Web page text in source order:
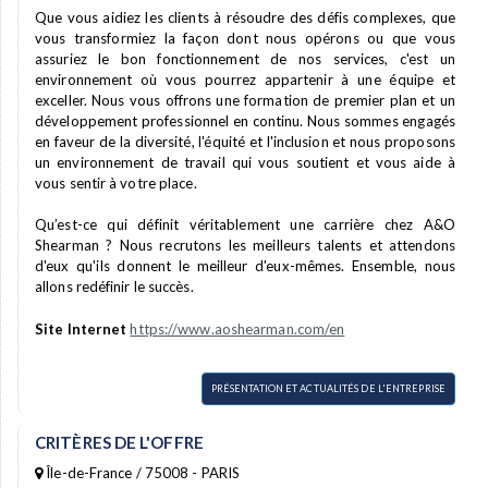
Que vous aidiez les clients à résoudre des défis complexes, que
vous transformiez la façon dont nous opérons ou que vous
assuriez le bon fonctionnement de nos services, c'est un
environnement où vous pourrez appartenir à une équipe et
exceller. Nous vous offrons une formation de premier plan et un
développement professionnel en continu. Nous sommes engagés
en faveur de la diversité, l'équité et l'inclusion et nous proposons
un environnement de travail qui vous soutient et vous aide à
vous sentir à votre place.
Qu’est-ce qui définit véritablement une carrière chez A&O
Shearman ? Nous recrutons les meilleurs talents et attendons
d'eux qu'ils donnent le meilleur d'eux-mêmes. Ensemble, nous
allons redéfinir le succès.
Site Internet https://www.aoshearman.com/en
PRÉSENTATION ET ACTUALITÉS DE L'ENTREPRISE
CRITÈRES DE L'OFFRE
Île-de-France / 75008 - PARIS